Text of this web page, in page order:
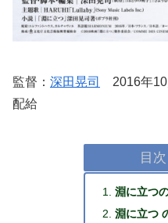
監督： 深田晃司
2016年10
配給
目次
淵に立つ
淵に立つ